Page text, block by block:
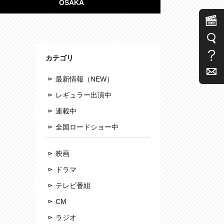
OSAKA
カテゴリ
最新情報（NEW）
レギュラー出演中
連載中
全国ロードショー中
映画
ドラマ
テレビ番組
CM
ラジオ